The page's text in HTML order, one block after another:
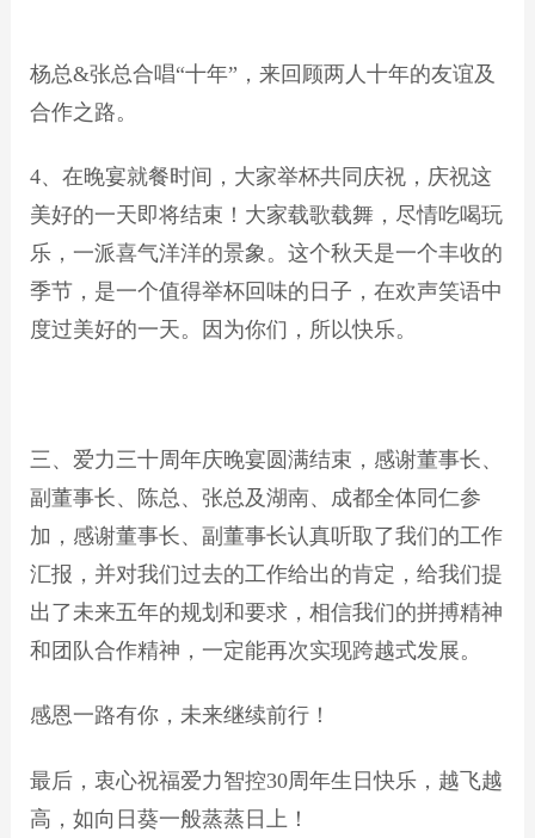
杨总&张总合唱“十年”，来回顾两人十年的友谊及
合作之路。
4、在晚宴就餐时间，大家举杯共同庆祝，庆祝这
美好的一天即将结束！大家载歌载舞，尽情吃喝玩
乐，一派喜气洋洋的景象。这个秋天是一个丰收的
季节，是一个值得举杯回味的日子，在欢声笑语中
度过美好的一天。因为你们，所以快乐。
三、爱力三十周年庆晚宴圆满结束，感谢董事长、
副董事长、陈总、张总及湖南、成都全体同仁参
加，感谢董事长、副董事长认真听取了我们的工作
汇报，并对我们过去的工作给出的肯定，给我们提
出了未来五年的规划和要求，相信我们的拼搏精神
和团队合作精神，一定能再次实现跨越式发展。
感恩一路有你，未来继续前行！
最后，衷心祝福爱力智控30周年生日快乐，越飞越
高，如向日葵一般蒸蒸日上！